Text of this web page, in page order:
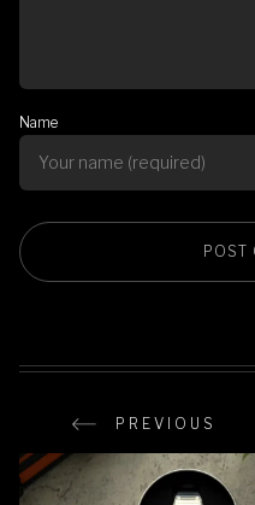
Name
PREVIOUS